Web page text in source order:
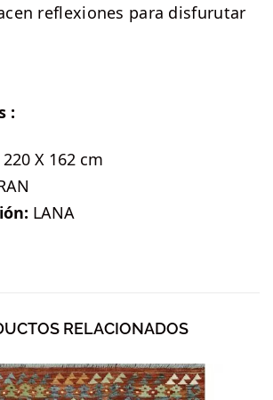
reflexiones para disfurutar
:
220 X 162 cm
LANA
RELACIONADOS